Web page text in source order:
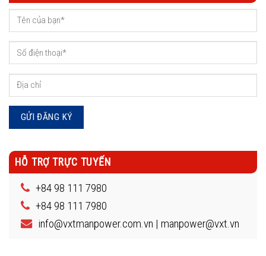
HỖ TRỢ TRỰC TUYẾN
+84 98 111 7980
+84 98 111 7980
info@vxtmanpower.com.vn | manpower@vxt.vn